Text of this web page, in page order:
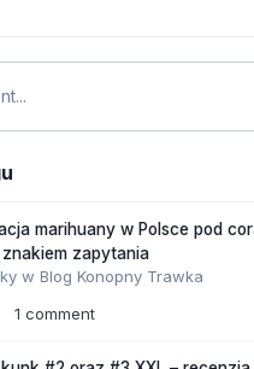
marihuany w Polsce pod
zapytania
w Blog Konopny Trawka
1 comment